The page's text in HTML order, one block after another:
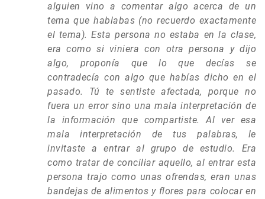
alguien vino a comentar algo acerca de un
tema que hablabas (no recuerdo exactamente
el tema). Esta persona no estaba en la clase,
era como si viniera con otra persona y dijo
algo, proponía que lo que decías se
contradecía con algo que habías dicho en el
pasado. Tú te sentiste afectada, porque no
fuera un error sino una mala interpretación de
la información que compartiste. Al ver esa
mala interpretación de tus palabras, le
invitaste a entrar al grupo de estudio. Era
como tratar de conciliar aquello, al entrar esta
persona trajo como unas ofrendas, eran unas
bandejas de alimentos y flores para colocar en